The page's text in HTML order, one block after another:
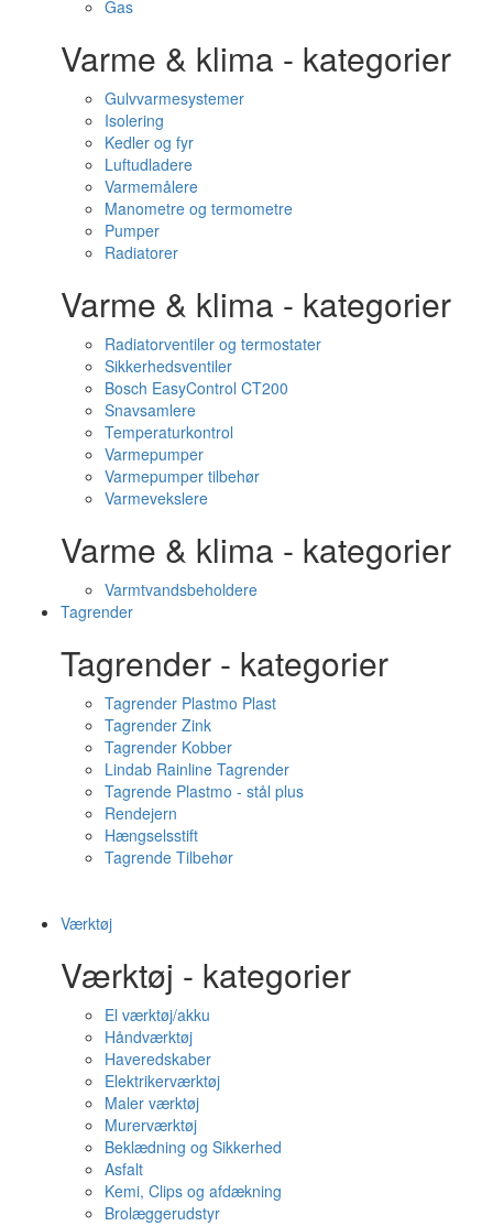
Gas
Varme & klima - kategorier
Gulvvarmesystemer
Isolering
Kedler og fyr
Luftudladere
Varmemålere
Manometre og termometre
Pumper
Radiatorer
Varme & klima - kategorier
Radiatorventiler og termostater
Sikkerhedsventiler
Bosch EasyControl CT200
Snavsamlere
Temperaturkontrol
Varmepumper
Varmepumper tilbehør
Varmevekslere
Varme & klima - kategorier
Varmtvandsbeholdere
Tagrender
Tagrender - kategorier
Tagrender Plastmo Plast
Tagrender Zink
Tagrender Kobber
Lindab Rainline Tagrender
Tagrende Plastmo - stål plus
Rendejern
Hængselsstift
Tagrende Tilbehør
Værktøj
Værktøj - kategorier
El værktøj/akku
Håndværktøj
Haveredskaber
Elektrikerværktøj
Maler værktøj
Murerværktøj
Beklædning og Sikkerhed
Asfalt
Kemi, Clips og afdækning
Brolæggerudstyr